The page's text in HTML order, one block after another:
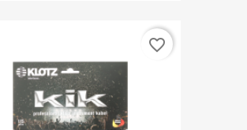
favorite_border